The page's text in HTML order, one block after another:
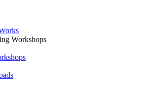
Workshops